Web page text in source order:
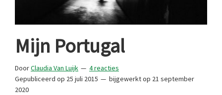
Mijn Portugal
DoorClaudia Van Luijk
4 reacties
Gepubliceerd op 25 juli 2015 bijgewerkt op 21 september
2020